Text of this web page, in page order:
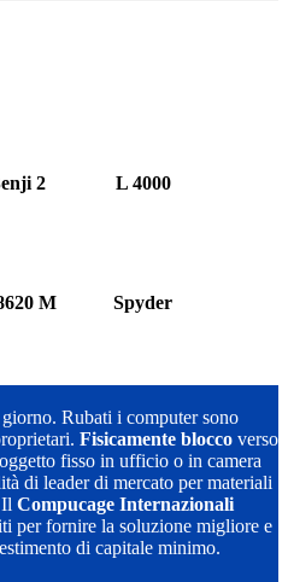
2 L 4000
M Spyder
Rubati i computer sono
Fisicamente blocco verso
fisso in ufficio o in camera
di leader di mercato per materiali
Compucage Internazionali
per fornire la soluzione migliore e
di capitale minimo.